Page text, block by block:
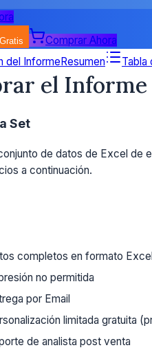
Comprar Ahora
del InformeResumen Tabla
el Informe
Set
de datos de Excel de
a continuación.
completos en formato
no permitida
por Email
limitada gratuita
de analista post venta